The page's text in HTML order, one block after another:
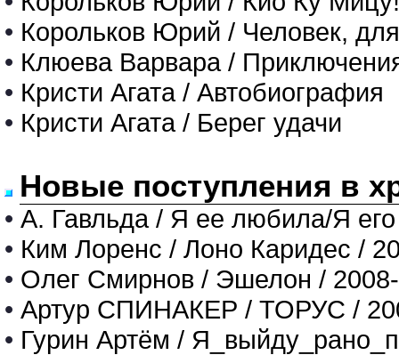
• Корольков Юрий / Человек,
• Клюева Варвара /
• Кристи Агата / Автобиография
• Кристи Агата / Берег удачи
Новые поступления в
• А. Гавльда / Я ее любила/Я
• Ким Лоренс / Лоно Каридес /
• Олег Смирнов / Эшелон /
• Артур СПИНАКЕР / ТОРУС /
• Гурин Артём /